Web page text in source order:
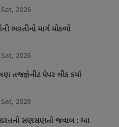
2026
ભરતીનો માર્ગ મોકળો
2026
તજજ્ઞેનીટ પેપર લીક કર્યાં
2026
સણસણતો જવાબ : આ